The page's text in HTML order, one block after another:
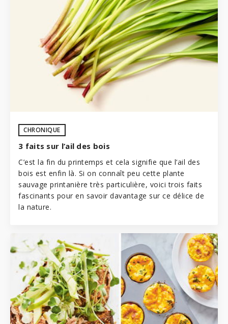
CHRONIQUE
3 faits sur l’ail des bois
C’est la fin du printemps et cela signifie que l’ail des
bois est enfin là. Si on connaît peu cette plante
sauvage printanière très particulière, voici trois faits
fascinants pour en savoir davantage sur ce délice de
la nature.